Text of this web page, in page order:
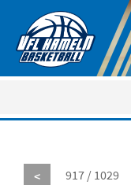
< 917 / 1029